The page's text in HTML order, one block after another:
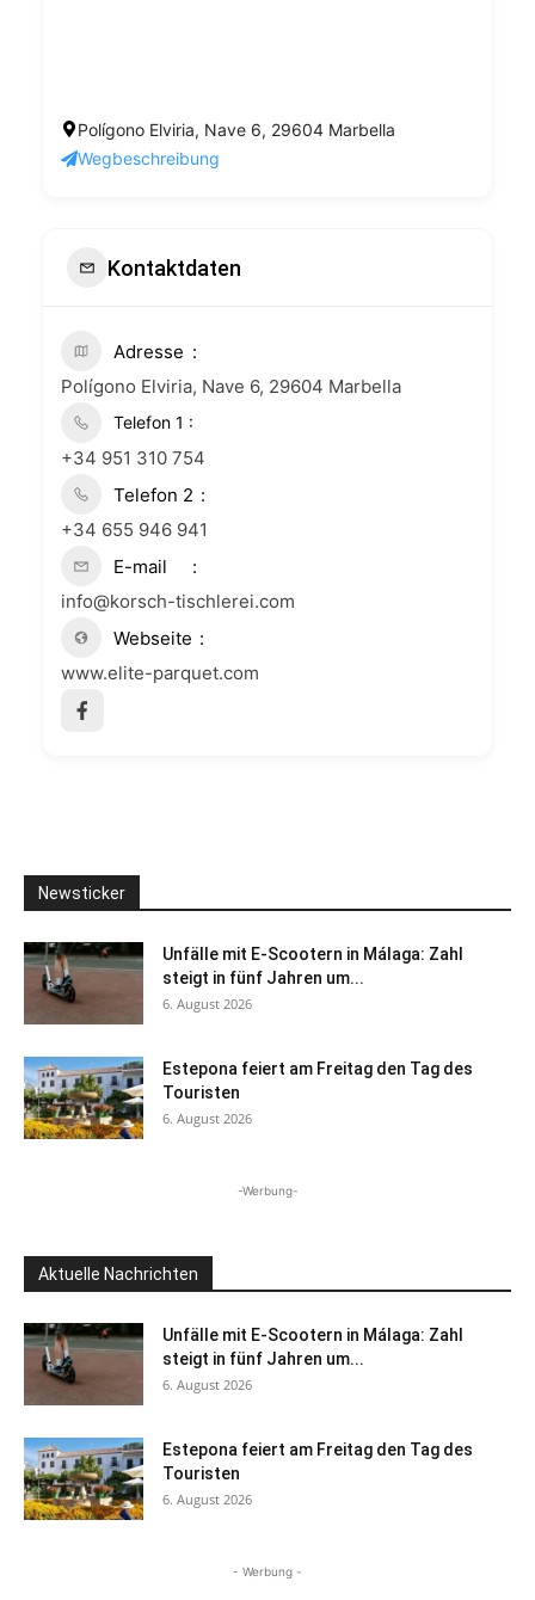
Polígono Elviria, Nave 6, 29604 Marbella
Wegbeschreibung
Kontaktdaten
Adresse
Polígono Elviria, Nave 6, 29604 Marbella
+34 951 310 754
Telefon 2
+34 655 946 941
E-mail
info@korsch-tischlerei.com
Webseite
www.elite-parquet.com
Newsticker
Unfälle mit E-Scootern in Málaga: Zahl
steigt in fünf Jahren um...
6. August 2026
Estepona feiert am Freitag den Tag des
Touristen
6. August 2026
-Werbung-
Aktuelle Nachrichten
Unfälle mit E-Scootern in Málaga: Zahl
steigt in fünf Jahren um...
6. August 2026
Estepona feiert am Freitag den Tag des
Touristen
6. August 2026
- Werbung -